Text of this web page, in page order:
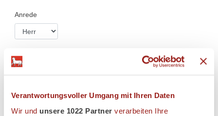
Verantwortungsvoller Umgang mit Ihren Daten
Wir und unsere 1022 Partner verarbeiten Ihre
Anrede
Vorname
Nachname